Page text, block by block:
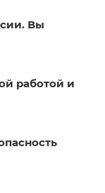
Вы
работой и